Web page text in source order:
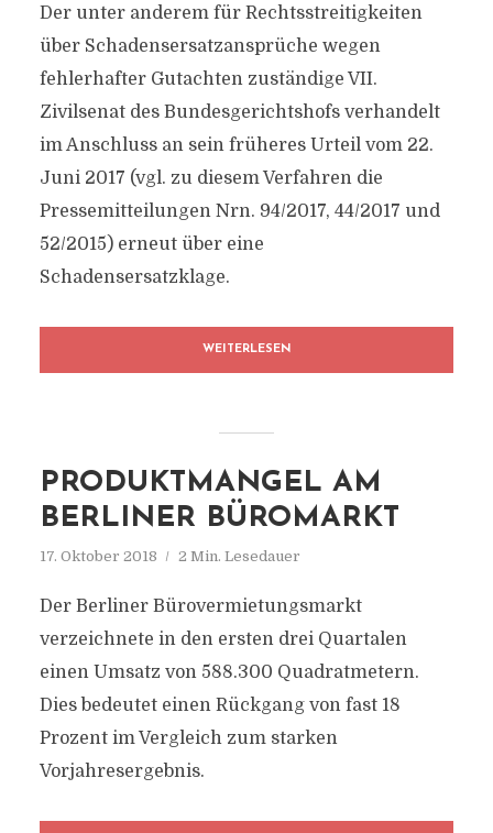
Der unter anderem für Rechtsstreitigkeiten
über Schadensersatzansprüche wegen
fehlerhafter Gutachten zuständige VII.
Zivilsenat des Bundesgerichtshofs verhandelt
im Anschluss an sein früheres Urteil vom 22.
Juni 2017 (vgl. zu diesem Verfahren die
Pressemitteilungen Nrn. 94/2017, 44/2017 und
52/2015) erneut über eine
Schadensersatzklage.
WEITERLESEN
PRODUKTMANGEL AM
BERLINER BÜROMARKT
17. Oktober 2018 2 Min. Lesedauer
Der Berliner Bürovermietungsmarkt
verzeichnete in den ersten drei Quartalen
einen Umsatz von 588.300 Quadratmetern.
Dies bedeutet einen Rückgang von fast 18
Prozent im Vergleich zum starken
Vorjahresergebnis.